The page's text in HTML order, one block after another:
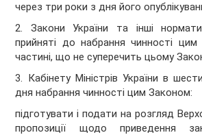
через три роки з дня його
2. Закони України та інші
прийняті до набрання чинності
частині, що не суперечить цьому
3. Кабінету Міністрів України в
дня набрання чинності цим Законом:
підготувати і подати на розгляд
пропозиції щодо приведення